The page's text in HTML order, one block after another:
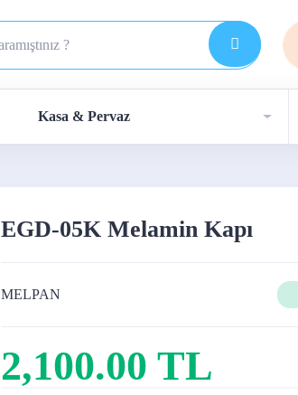
Kasa & Pervaz
EGD-05K Melamin Kapı
MELPAN
2,100.00 TL